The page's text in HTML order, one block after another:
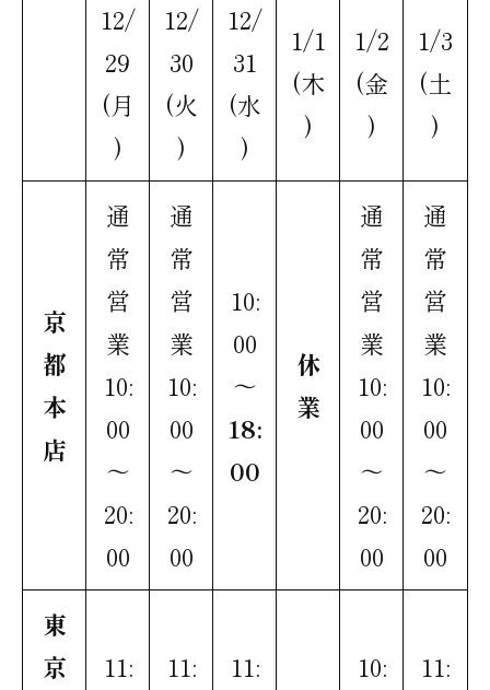
12/
29
(月
)
12/
30
(火
)
12/
31
(水
)
1/1
(木
)
1/2
(金
)
1/3
(土
)
京
都
本
店
通
常
営
業
10:
00
～
20:
00
通
常
営
業
10:
00
～
20:
00
10:
00
～
18:
00
休
業
通
常
営
業
10:
00
～
20:
00
通
常
営
業
10:
00
～
20:
00
東
京
11:
11:
11:
10:
11: